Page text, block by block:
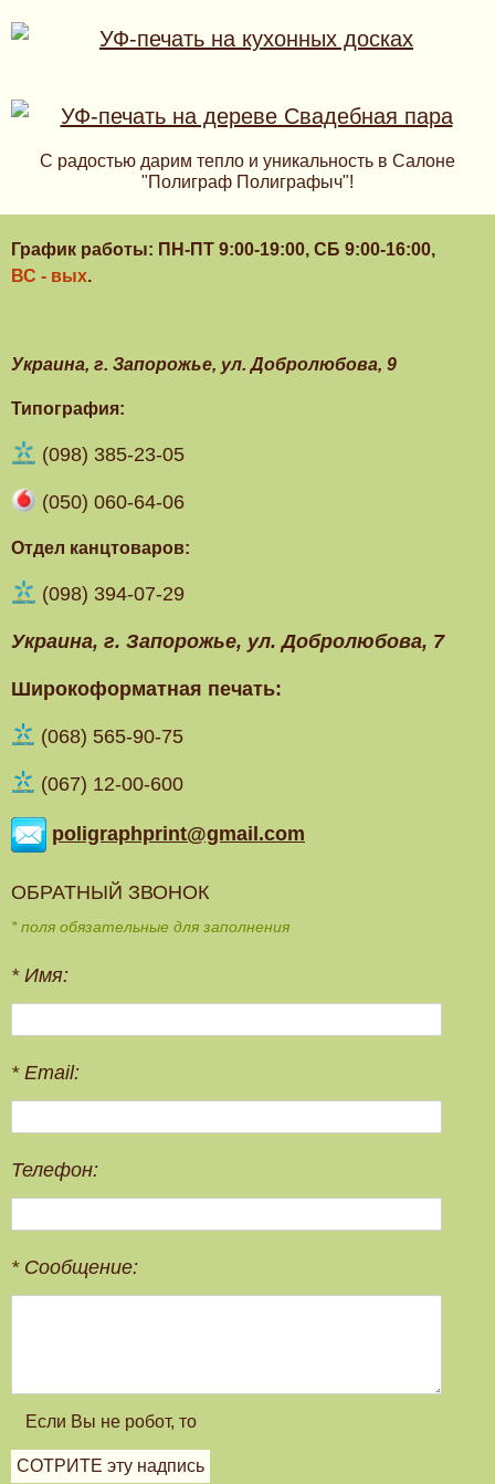
С радостью дарим тепло и уникальность в Салоне
"Полиграф Полиграфыч"!
График работы: ПН-ПТ 9:00-19:00, СБ 9:00-16:00,
ВС - вых.
Украина, г. Запорожье, ул. Добролюбова, 9
Типография:
(098) 385-23-05
(050) 060-64-06
Отдел канцтоваров:
(098) 394-07-29
Украина, г. Запорожье, ул. Добролюбова, 7
Широкоформатная печать:
(‎068) 565-90-75
(067) 12-00-600
poligraphprint@gmail.com
ОБРАТНЫЙ ЗВОНОК
* поля обязательные для заполнения
*Имя:
*Email:
Телефон:
*Сообщение: